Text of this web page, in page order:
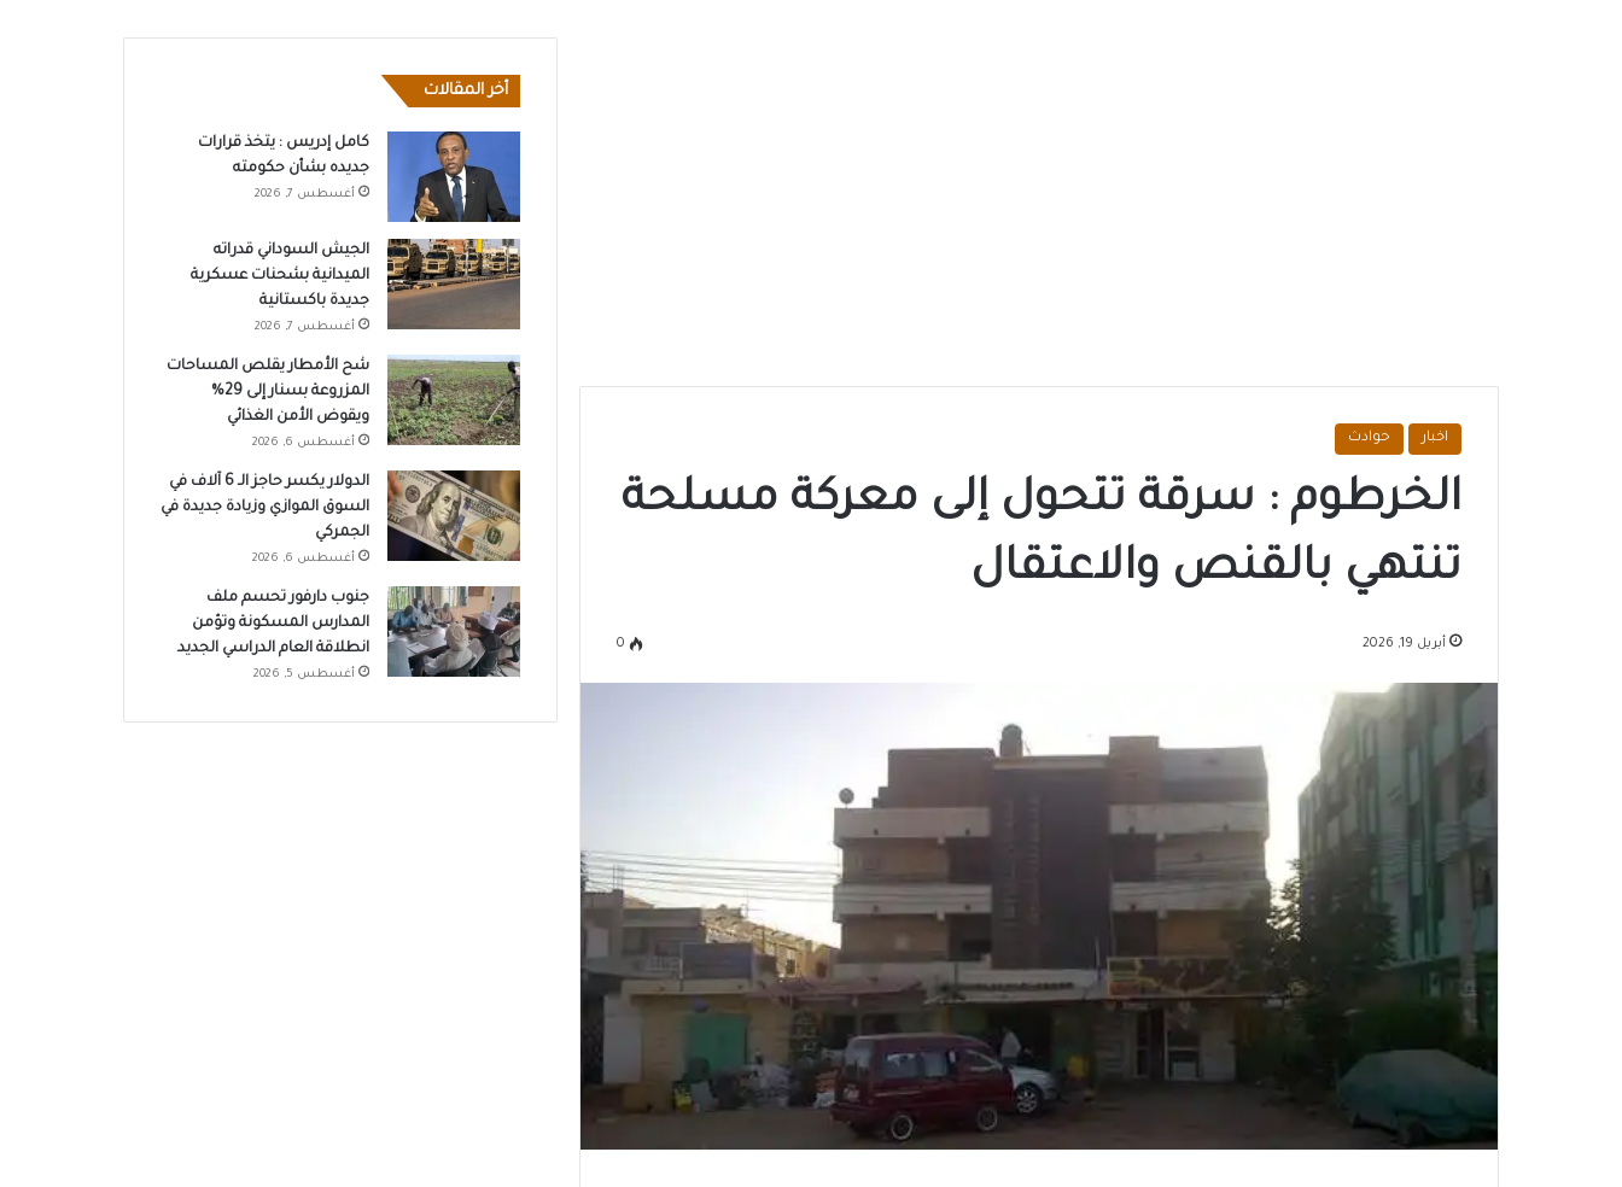
اخبار حوادث
الخرطوم : سرقة تتحول إلى معركة مسلحة
تنتهي بالقنص والاعتقال
أبريل 19, 2026 0
أخر المقالات
كامل إدريس : يتخذ قرارات
جديده بشأن حكومته
أغسطس 7, 2026
الجيش السوداني قدراته
الميدانية بشحنات عسكرية
جديدة باكستانية
أغسطس 7, 2026
شح الأمطار يقلص المساحات
المزروعة بسنار إلى 29%
ويقوض الأمن الغذائي
أغسطس 6, 2026
الدولار يكسر حاجز الـ 6 آلاف في
السوق الموازي وزيادة جديدة في
الجمركي
أغسطس 6, 2026
جنوب دارفور تحسم ملف
المدارس المسكونة وتؤمن
انطلاقة العام الدراسي الجديد
أغسطس 5, 2026